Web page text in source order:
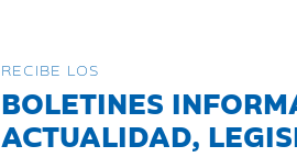
RECIBE LOS
BOLETINES
ACTUALIDAD,